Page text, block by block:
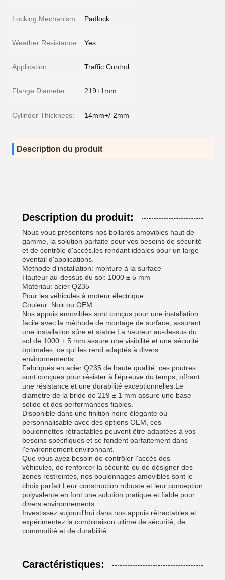
Locking Mechanism: Padlock
Weather Resistance: Yes
Application: Traffic Control
Flange Diameter: 219±1mm
Cylinder Thickness: 14mm+/-2mm
Description du produit
Description du produit:
Nous vous présentons nos bollards amovibles haut de
gamme, la solution parfaite pour vos besoins de sécurité
et de contrôle d'accès.les rendant idéales pour un large
éventail d'applications.
Méthode d'installation: monture à la surface
Hauteur au-dessus du sol: 1000 ± 5 mm
Matériau: acier Q235
Pour les véhicules à moteur électrique:
Couleur: Noir ou OEM
Nos appuis amovibles sont conçus pour une installation
facile avec la méthode de montage de surface, assurant
une installation sûre et stable.La hauteur au-dessus du
sol de 1000 ± 5 mm assure une visibilité et une sécurité
optimales, ce qui les rend adaptés à divers
environnements.
Fabriqués en acier Q235 de haute qualité, ces poutres
sont conçues pour résister à l'épreuve du temps, offrant
une résistance et une durabilité exceptionnelles.Le
diamètre de la bride de 219 ± 1 mm assure une base
solide et des performances fiables.
Disponible dans une finition noire élégante ou
personnalisable avec des options OEM, ces
boulonnettes rétractables peuvent être adaptées à vos
besoins spécifiques et se fondent parfaitement dans
l'environnement environnant.
Que vous ayez besoin de contrôler l'accès des
véhicules, de renforcer la sécurité ou de désigner des
zones restreintes, nos boulonnages amovibles sont le
choix parfait.Leur construction robuste et leur conception
polyvalente en font une solution pratique et fiable pour
divers environnements.
Investissez aujourd'hui dans nos appuis rétractables et
expérimentez la combinaison ultime de sécurité, de
commodité et de durabilité.
Caractéristiques: